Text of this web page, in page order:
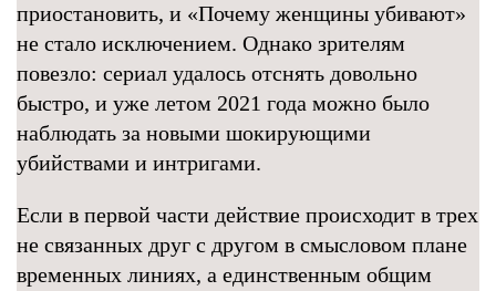
приостановить, и «Почему женщины убивают»
не стало исключением. Однако зрителям
повезло: сериал удалось отснять довольно
быстро, и уже летом 2021 года можно было
наблюдать за новыми шокирующими
убийствами и интригами.
Если в первой части действие происходит в трех
не связанных друг с другом в смысловом плане
временных линиях, а единственным общим